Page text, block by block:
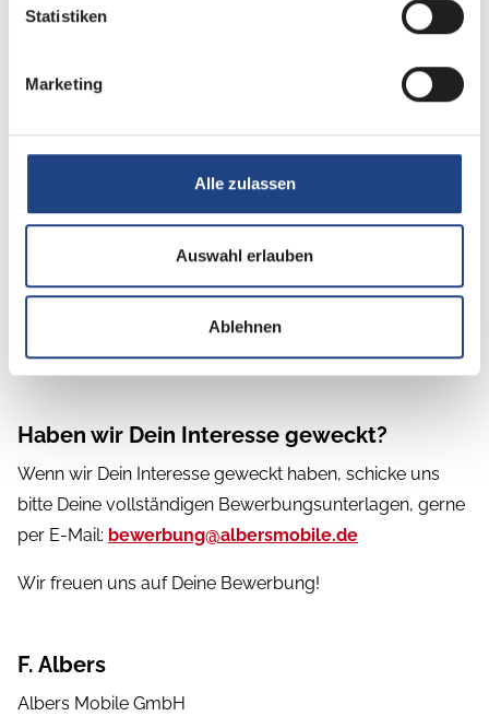
Statistiken
Marketing
Alle zulassen
Auswahl erlauben
Ablehnen
Günstiges Fahrradleasing über JobRad
Vermögenswirksame Leistungen
Kostenfreie Nutzung der SB-Waschanlage
Mietfahrzeuge zum Vorteilspreis
13. Gehalt in Verbindung mit einer Team-
Provision, bei Zielerreichung
Haben wir Dein Interesse geweckt?
Wenn wir Dein Interesse geweckt haben, schicke uns
bitte Deine vollständigen Bewerbungsunterlagen, gerne
per E-Mail: bewerbung@albersmobile.de
Wir freuen uns auf Deine Bewerbung!
F. Albers
Albers Mobile GmbH